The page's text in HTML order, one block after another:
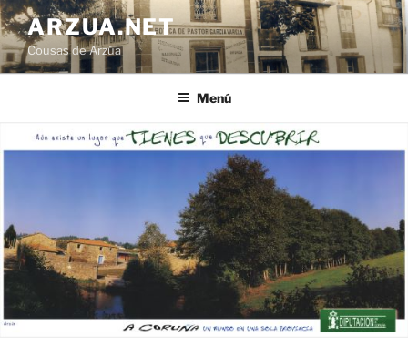
Ir
o
contido
ARZUA.NET
Cousas de Arzúa
Menú